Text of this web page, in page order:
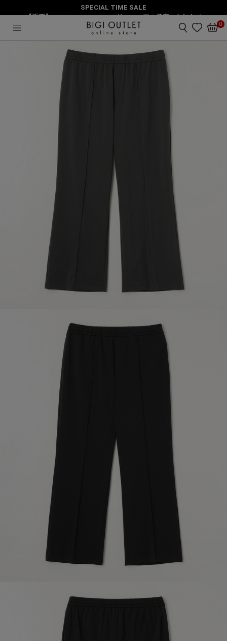
SPECIAL TIME SALE
【重要】BIGI ONLINE STORE リニューアル予定のお知らせ
0
パンツ
【大きいサイズ】２WAYトリコットイージーパンツ